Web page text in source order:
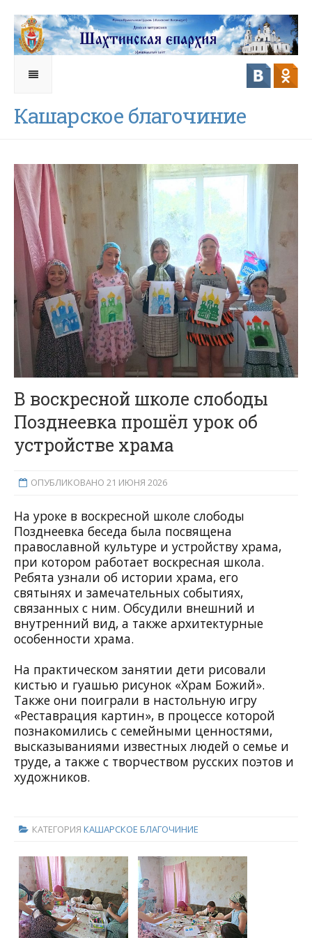
Кашарское благочиние
В воскресной школе слободы
Позднеевка прошёл урок об
устройстве храма
ОПУБЛИКОВАНО 21 ИЮНЯ 2026
На уроке в воскресной школе слободы
Позднеевка беседа была посвящена
православной культуре и устройству храма,
при котором работает воскресная школа.
Ребята узнали об истории храма, его
святынях и замечательных событиях,
связанных с ним. Обсудили внешний и
внутренний вид, а также архитектурные
особенности храма.
На практическом занятии дети рисовали
кистью и гуашью рисунок «Храм Божий».
Также они поиграли в настольную игру
«Реставрация картин», в процессе которой
познакомились с семейными ценностями,
высказываниями известных людей о семье и
труде, а также с творчеством русских поэтов и
художников.
КАТЕГОРИЯ КАШАРСКОЕ БЛАГОЧИНИЕ